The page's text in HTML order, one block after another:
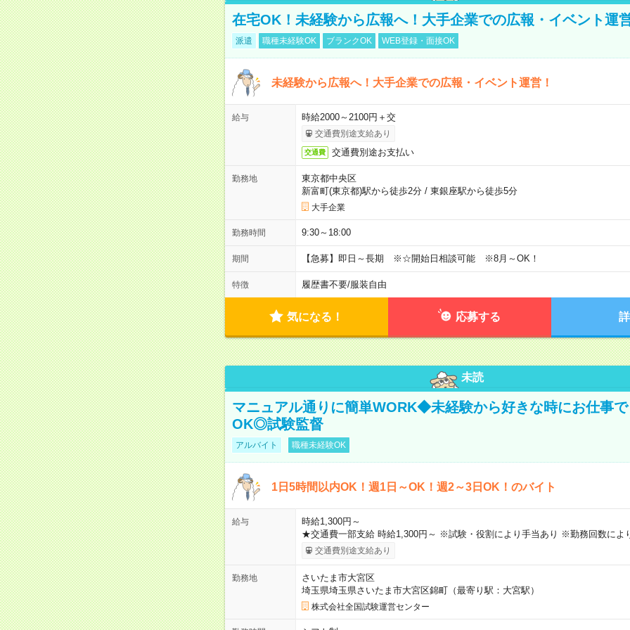
在宅OK！未経験から広報へ！大手企業での広報・イベント運
派遣 職種未経験OK ブランクOK WEB登録・面接OK
未経験から広報へ！大手企業での広報・イベント運営！
給与 時給2000～2100円＋交
交通費別途支給あり
交通費 交通費別途お支払い
勤務地
東京都中央区
新富町(東京都)駅から徒歩2分/ 東銀座駅から徒歩5分
大手企業
勤務時間 9:30～18:00
期間 【急募】即日～長期 ※☆開始日相談可能 ※8月～OK！
特徴 履歴書不要/服装自由
気になる！ 応募する
未読
マニュアル通りに簡単WORK◆未経験から好きな時にお仕事
OK◎試験監督
アルバイト 職種未経験OK
1日5時間以内OK！週1日～OK！週2～3日OK！のバイト
給与
時給1,300円～
★交通費一部支給 時給1,300円～ ※試験・役割により手当あり ※勤務回数によ
交通費別途支給あり
勤務地
さいたま市大宮区
埼玉県埼玉県さいたま市大宮区錦町（最寄り駅：大宮駅）
株式会社全国試験運営センター